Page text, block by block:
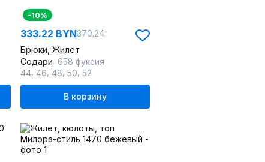
-10%
333.22 BYN370.24
Брюки, Жилет
Содари 658 фуксия
44 46 48 50 52
В корзину